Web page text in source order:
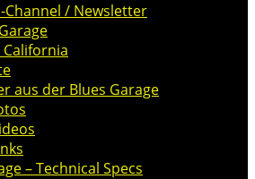
Channel / Newsletter
aus der Blues Garage
– Technical Specs